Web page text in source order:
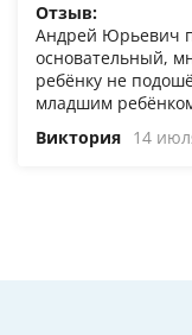
Отзыв:
Андрей Юрьевич
основательный,
ребёнку не
младшим
Виктория 14